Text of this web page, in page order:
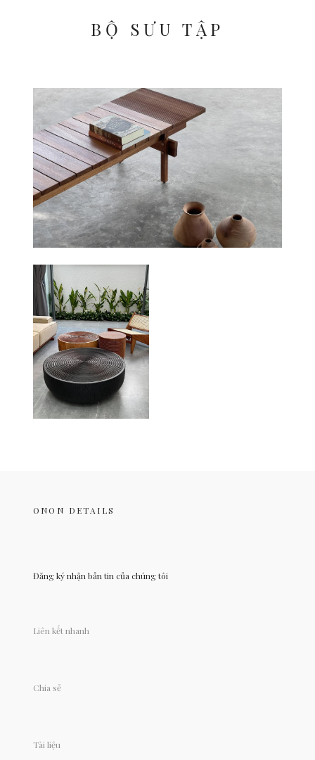
BỘ SƯU TẬP
ONON DETAILS
Đăng ký nhận bản tin của chúng tôi
Liên kết nhanh
Chia sẻ
Tài liệu